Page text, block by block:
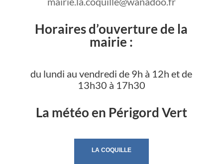
Horaires d’ouverture de la
mairie :
du lundi au vendredi de 9h à 12h et de
13h30 à 17h30
La météo en Périgord Vert